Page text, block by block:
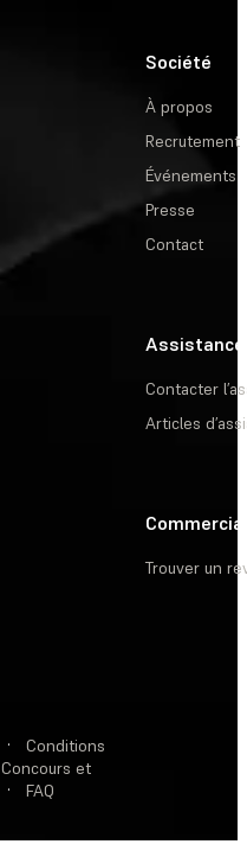
Société
À propos
Recrutement
Événements
Presse
Contact
Assistance
Contacter
Articles
Commercial
Trouver un
·
Conditions
Concours et
· FAQ